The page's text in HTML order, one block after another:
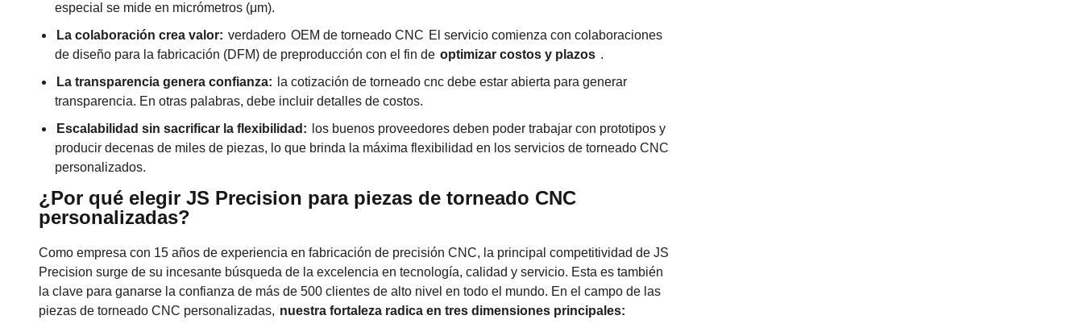
especial se mide en micrómetros (μm).
La colaboración crea valor: verdadero OEM de torneado CNC El servicio comienza con colaboraciones
de diseño para la fabricación (DFM) de preproducción con el fin de optimizar costos y plazos .
La transparencia genera confianza:
la cotización de torneado cnc debe estar abierta para generar
transparencia. En otras palabras, debe incluir detalles de costos.
Escalabilidad sin sacrificar la flexibilidad:
los buenos proveedores deben poder trabajar con prototipos y
producir decenas de miles de piezas, lo que brinda la máxima flexibilidad en los servicios de torneado CNC
personalizados.
¿Por qué elegir JS Precision para piezas de torneado CNC
personalizadas?
Como empresa con 15 años de experiencia en fabricación de precisión CNC, la principal competitividad de JS
Precision surge de su incesante búsqueda de la excelencia en tecnología, calidad y servicio. Esta es también
la clave para ganarse la confianza de más de 500 clientes de alto nivel en todo el mundo. En el campo de las
piezas de torneado CNC personalizadas, nuestra fortaleza radica en tres dimensiones principales: